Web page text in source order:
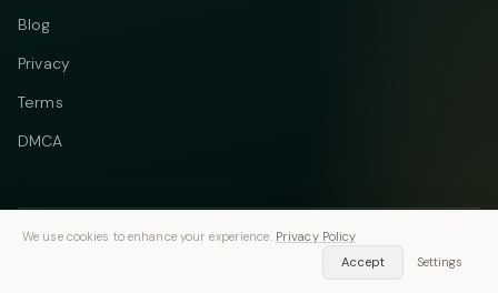
Blog
Privacy
Terms
DMCA
© 2026 Vastflow. All rights reserved. TelegramInstagram
We use cookies to enhance your experience. Privacy Policy
Accept
Settings